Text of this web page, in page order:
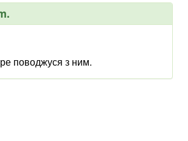
поводжуся з ним.